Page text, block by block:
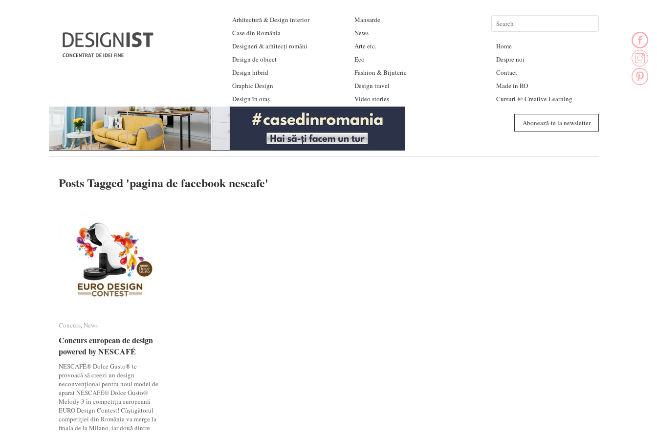
Arhitectură & Design interior
Case din România
Designeri & arhitecți români
Design de obiect
Design hibrid
Graphic Design
Design în oraș
Mansarde
News
Arte etc.
Eco
Fashion & Bijuterie
Design travel
Video stories
Home
Despre noi
Contact
Made in RO
Cursuri @ Creative Learning
Abonează-te la newsletter
Posts Tagged 'pagina de facebook nescafe'
Concurs,News
Concurs european de design
powered by NESCAFÉ
NESCAFÉ® Dolce Gusto® te
provoacă să creezi un design
neconvenţional pentru noul model de
aparat NESCAFÉ® Dolce Gusto®
Melody 3 în competiţia europeană
EURO Design Contest! Câştigătorul
competiţiei din România va merge la
finala de la Milano, iar două dintre
Concurs News
Concurs european de design
powered by NESCAFÉ